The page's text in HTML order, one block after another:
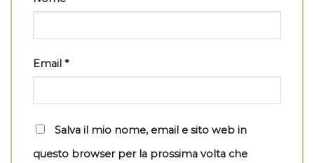
Email *
Salva il mio nome, email e sito web in
questo browser per la prossima volta che